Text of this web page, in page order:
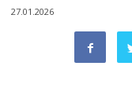
27.01.2026